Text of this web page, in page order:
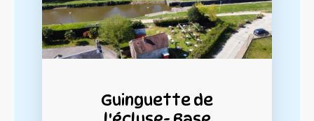
Guinguette de